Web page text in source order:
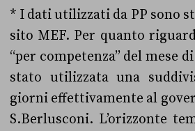
* I dati utilizzati da PP sono
sito MEF. Per quanto
“per competenza” del mese
stato utilizzata una
giorni effettivamente al
S.Berlusconi. L’orizzonte